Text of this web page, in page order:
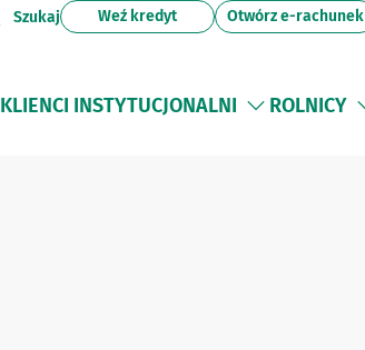
Szukaj Weź kredyt Otwórz e-rachunek
KLIENCI INSTYTUCJONALNI ROLNICY